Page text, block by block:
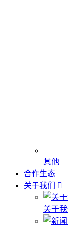
其他
合作生态
关于我们
关于我